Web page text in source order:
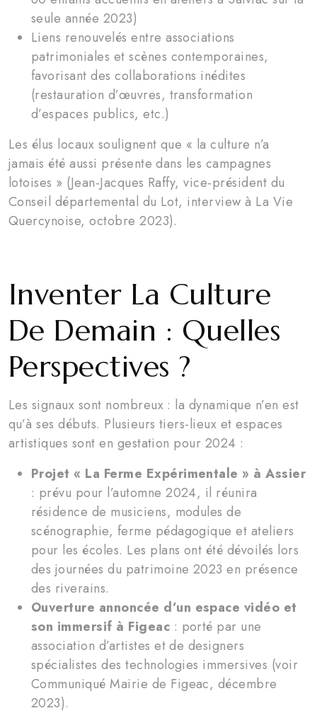
seule année 2023)
Liens renouvelés entre associations
patrimoniales et scènes contemporaines,
favorisant des collaborations inédites
(restauration d’œuvres, transformation
d’espaces publics, etc.)
Les élus locaux soulignent que « la culture n’a
jamais été aussi présente dans les campagnes
lotoises » (Jean-Jacques Raffy, vice-président du
Conseil départemental du Lot, interview à La Vie
Quercynoise, octobre 2023).
Inventer La Culture
De Demain : Quelles
Perspectives ?
Les signaux sont nombreux : la dynamique n’en est
qu’à ses débuts. Plusieurs tiers-lieux et espaces
artistiques sont en gestation pour 2024 :
Projet « La Ferme Expérimentale » à Assier
: prévu pour l’automne 2024, il réunira
résidence de musiciens, modules de
scénographie, ferme pédagogique et ateliers
pour les écoles. Les plans ont été dévoilés lors
des journées du patrimoine 2023 en présence
des riverains.
Ouverture annoncée d’un espace vidéo et
son immersif à Figeac : porté par une
association d’artistes et de designers
spécialistes des technologies immersives (voir
Communiqué Mairie de Figeac, décembre
2023).